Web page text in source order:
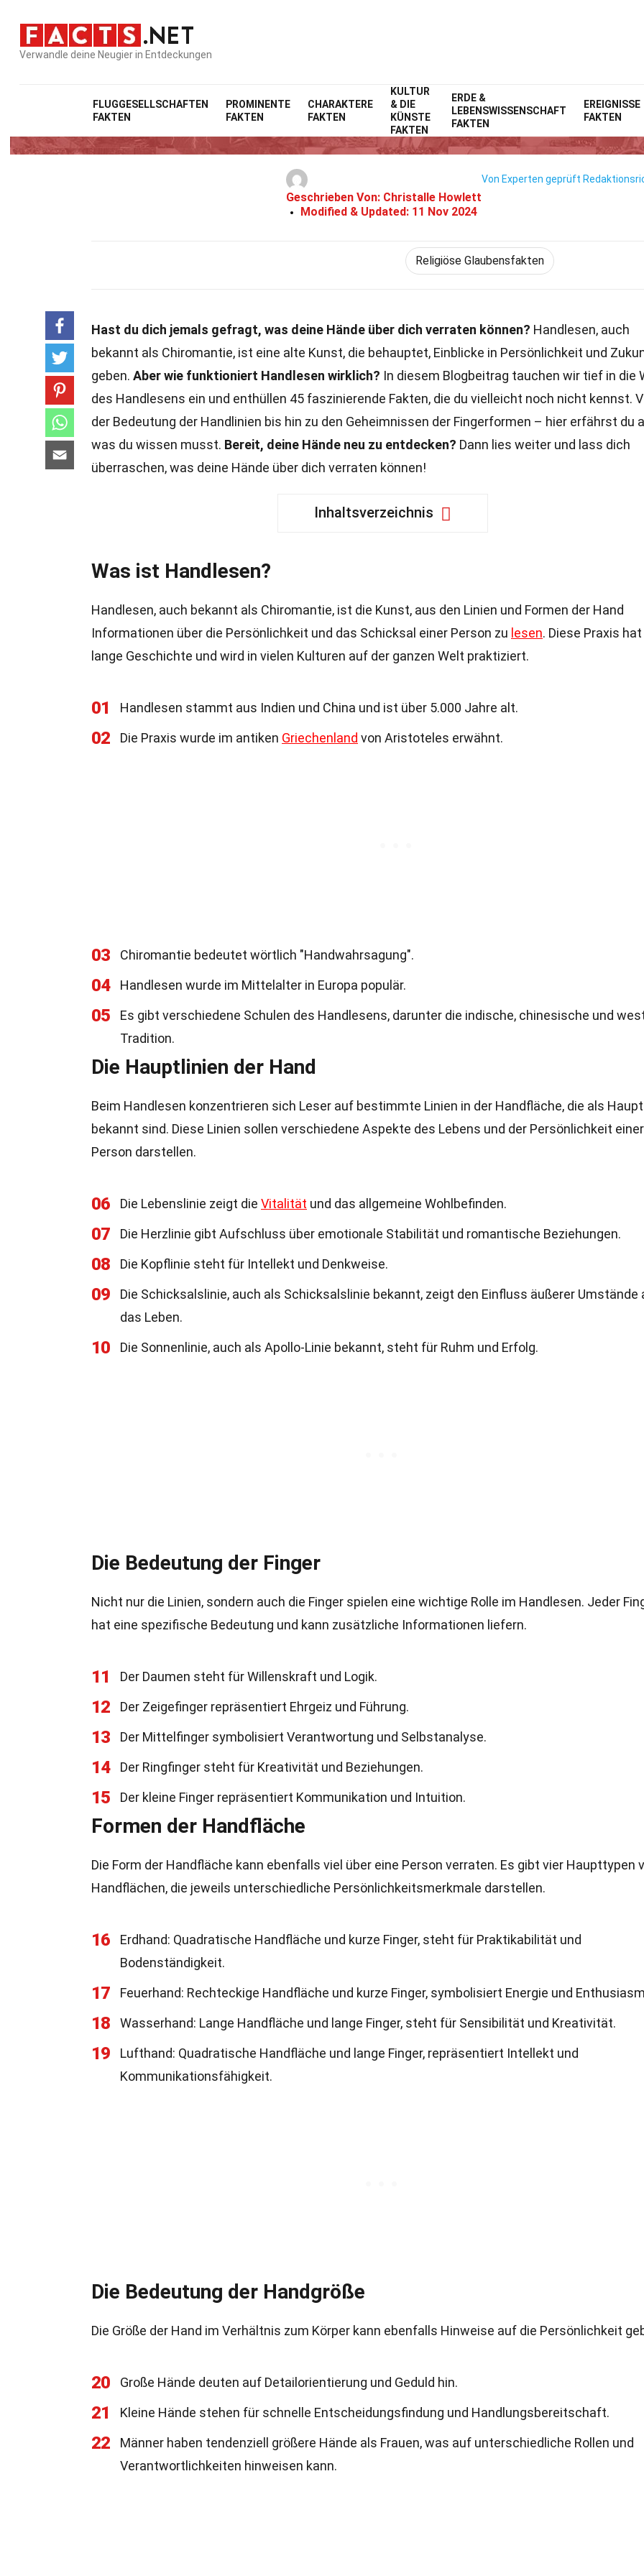
Verwandle deine Neugier in Entdeckungen
FLUGGESELLSCHAFTEN
FAKTEN
PROMINENTE
FAKTEN
CHARAKTERE
FAKTEN
KULTUR
& DIE
KÜNSTE
FAKTEN
ERDE &
LEBENSWISSENSCHAFT
FAKTEN
EREIGNISSE
FAKTEN
Home Allgemein
45 Fakten Über Handlesen
Geschrieben Von: Christalle Howlett
Modified & Updated: 11 Nov 2024
Von Experten geprüft
Religiöse Glaubensfakten
Hast du dich jemals gefragt, was deine Hände über dich verraten können? Handlesen, auch
bekannt als Chiromantie, ist eine alte Kunst, die behauptet, Einblicke in Persönlichkeit und
geben. Aber wie funktioniert Handlesen wirklich? In diesem Blogbeitrag tauchen wir tief in die
des Handlesens ein und enthüllen 45 faszinierende Fakten, die du vielleicht noch nicht kennst.
der Bedeutung der Handlinien bis hin zu den Geheimnissen der Fingerformen – hier erfährst du
was du wissen musst. Bereit, deine Hände neu zu entdecken? Dann lies weiter und lass dich
überraschen, was deine Hände über dich verraten können!
Inhaltsverzeichnis
Was ist Handlesen?
Handlesen, auch bekannt als Chiromantie, ist die Kunst, aus den Linien und Formen der Hand
Informationen über die Persönlichkeit und das Schicksal einer Person zu lesen. Diese Praxis
lange Geschichte und wird in vielen Kulturen auf der ganzen Welt praktiziert.
01 Handlesen stammt aus Indien und China und ist über 5.000 Jahre alt.
02 Die Praxis wurde im antiken Griechenland von Aristoteles erwähnt.
03 Chiromantie bedeutet wörtlich "Handwahrsagung".
04 Handlesen wurde im Mittelalter in Europa populär.
05
Es gibt verschiedene Schulen des Handlesens, darunter die indische, chinesische und
Tradition.
Die Hauptlinien der Hand
Beim Handlesen konzentrieren sich Leser auf bestimmte Linien in der Handfläche, die als
bekannt sind. Diese Linien sollen verschiedene Aspekte des Lebens und der Persönlichkeit einer
Person darstellen.
06 Die Lebenslinie zeigt die Vitalität und das allgemeine Wohlbefinden.
07 Die Herzlinie gibt Aufschluss über emotionale Stabilität und romantische Beziehungen.
08 Die Kopflinie steht für Intellekt und Denkweise.
09
Die Schicksalslinie, auch als Schicksalslinie bekannt, zeigt den Einfluss äußerer Umstände
das Leben.
10 Die Sonnenlinie, auch als Apollo-Linie bekannt, steht für Ruhm und Erfolg.
Die Bedeutung der Finger
Nicht nur die Linien, sondern auch die Finger spielen eine wichtige Rolle im Handlesen. Jeder
hat eine spezifische Bedeutung und kann zusätzliche Informationen liefern.
11 Der Daumen steht für Willenskraft und Logik.
12 Der Zeigefinger repräsentiert Ehrgeiz und Führung.
13 Der Mittelfinger symbolisiert Verantwortung und Selbstanalyse.
14 Der Ringfinger steht für Kreativität und Beziehungen.
15 Der kleine Finger repräsentiert Kommunikation und Intuition.
Formen der Handfläche
Die Form der Handfläche kann ebenfalls viel über eine Person verraten. Es gibt vier Haupttypen
Handflächen, die jeweils unterschiedliche Persönlichkeitsmerkmale darstellen.
16
Erdhand: Quadratische Handfläche und kurze Finger, steht für Praktikabilität und
Bodenständigkeit.
17 Feuerhand: Rechteckige Handfläche und kurze Finger, symbolisiert Energie und
18 Wasserhand: Lange Handfläche und lange Finger, steht für Sensibilität und Kreativität.
19
Lufthand: Quadratische Handfläche und lange Finger, repräsentiert Intellekt und
Kommunikationsfähigkeit.
Die Bedeutung der Handgröße
Die Größe der Hand im Verhältnis zum Körper kann ebenfalls Hinweise auf die Persönlichkeit
20 Große Hände deuten auf Detailorientierung und Geduld hin.
21 Kleine Hände stehen für schnelle Entscheidungsfindung und Handlungsbereitschaft.
22
Männer haben tendenziell größere Hände als Frauen, was auf unterschiedliche Rollen und
Verantwortlichkeiten hinweisen kann.